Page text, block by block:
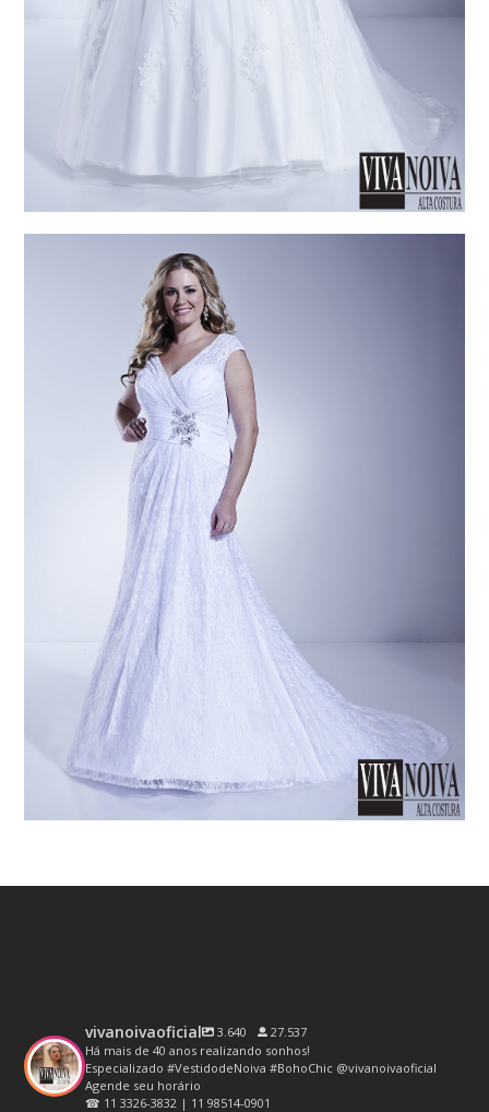
vivanoivaoficial 3.640
27.537
Há mais de 40 anos realizando sonhos!
Especializado #VestidodeNoiva #BohoChic @vivanoivaoficial
Agende seu horário
☎ 11 3326-3832 | 11 98514-0901